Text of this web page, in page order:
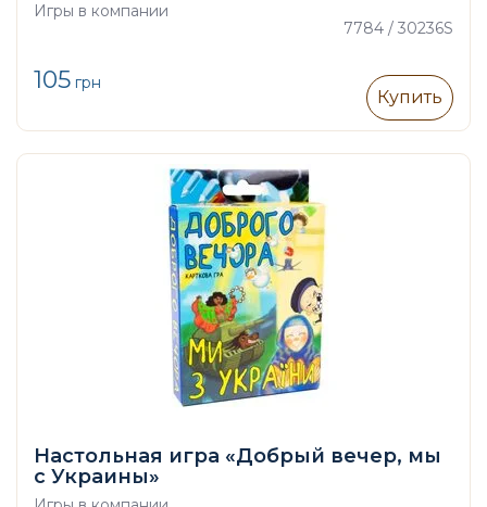
Игры в компании
7784 / 30236S
105 грн
Купить
Настольная игра «Добрый вечер, мы
с Украины»